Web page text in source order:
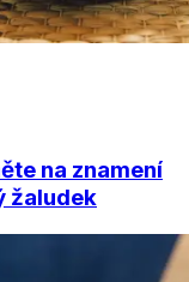
na znamení
žaludek